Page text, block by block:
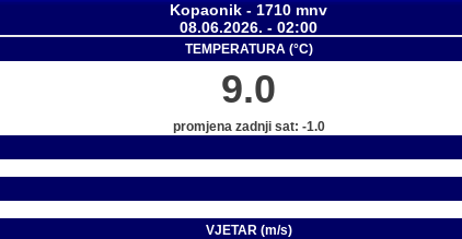
Kopaonik - 1710 mnv
08.06.2026. - 02:00
TEMPERATURA (°C)
9.0
promjena zadnji sat: -1.0
VJETAR (m/s)